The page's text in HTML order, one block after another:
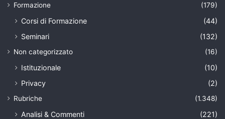
Formazione
(179)
Corsi di Formazione
(44)
Seminari
(132)
Non categorizzato (16)
Istituzionale
(10)
Privacy
(2)
Rubriche (1.348)
Analisi & Commenti
(221)